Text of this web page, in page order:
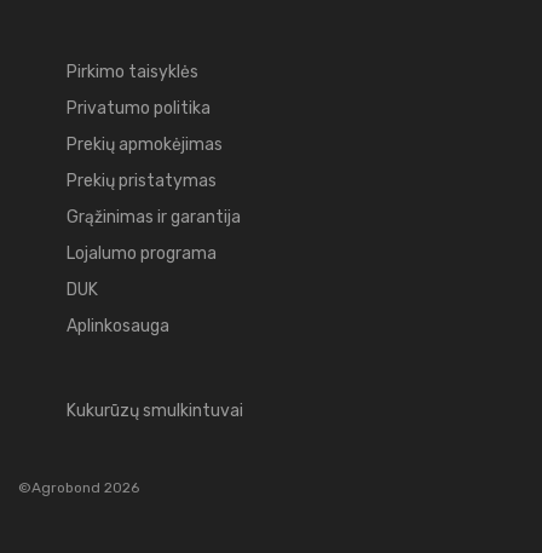
Pirkimo taisyklės
Privatumo politika
Prekių apmokėjimas
Prekių pristatymas
Grąžinimas ir garantija
Lojalumo programa
DUK
Aplinkosauga
Kukurūzų smulkintuvai
©Agrobond 2026